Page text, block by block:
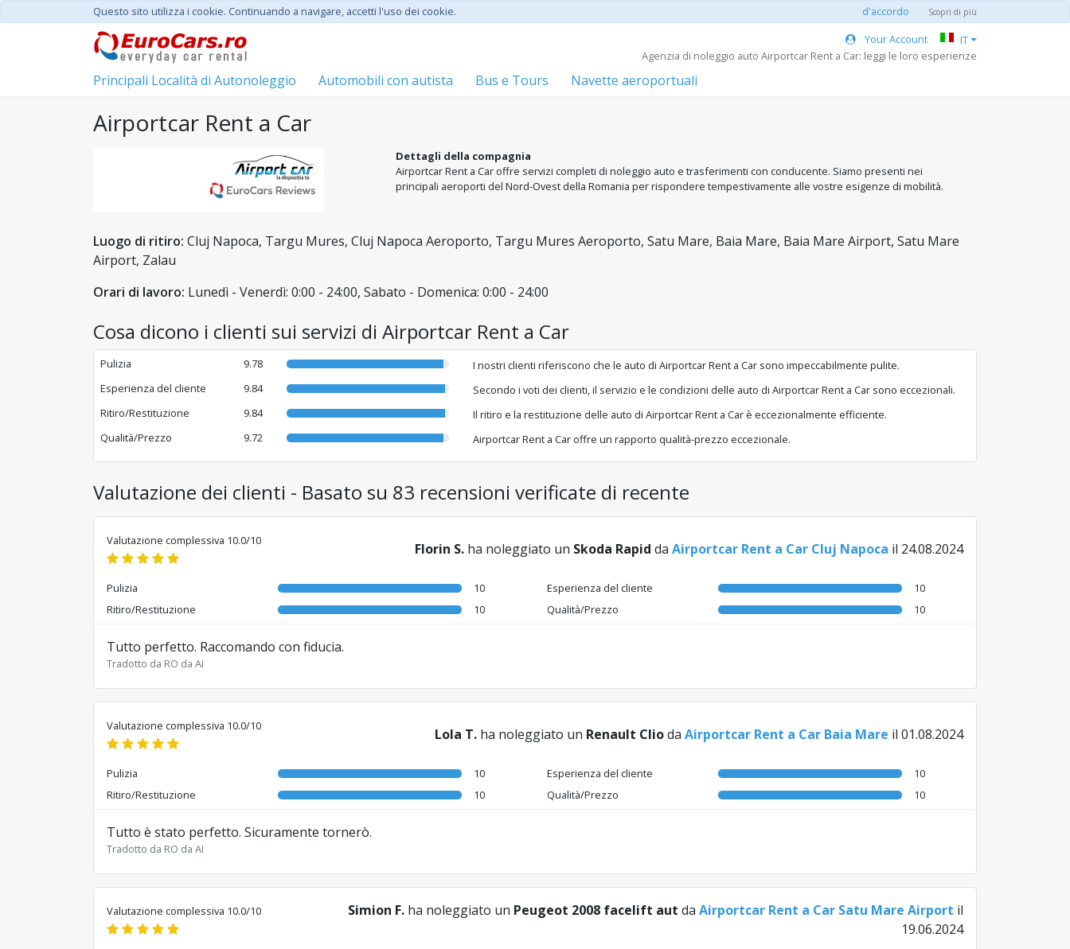
Questo sito utilizza i cookie. Continuando a navigare, accetti l'uso dei cookie. d'accordo Scopri di più
Your Account
IT
Agenzia di noleggio auto Airportcar Rent a Car: leggi le loro esperienze
Principali Località di Autonoleggio Automobili con autista Bus e Tours Navette aeroportuali
Airportcar Rent a Car
Dettagli della compagnia
Airportcar Rent a Car offre servizi completi di noleggio auto e trasferimenti con conducente. Siamo presenti nei
principali aeroporti del Nord-Ovest della Romania per rispondere tempestivamente alle vostre esigenze di mobilità.
Luogo di ritiro: Cluj Napoca, Targu Mures, Cluj Napoca Aeroporto, Targu Mures Aeroporto, Satu Mare, Baia Mare, Baia Mare Airport, Satu Mare
Airport, Zalau
Orari di lavoro: Lunedì - Venerdì: 0:00 - 24:00, Sabato - Domenica: 0:00 - 24:00
Cosa dicono i clienti sui servizi di Airportcar Rent a Car
Pulizia 9.78
I nostri clienti riferiscono che le auto di Airportcar Rent a Car sono impeccabilmente pulite.
Esperienza del cliente
9.84
Secondo i voti dei clienti, il servizio e le condizioni delle auto di Airportcar Rent a Car sono eccezionali.
Ritiro/Restituzione
9.84
Il ritiro e la restituzione delle auto di Airportcar Rent a Car è eccezionalmente efficiente.
Qualità/Prezzo
9.72 Airportcar Rent a Car offre un rapporto qualità-prezzo eccezionale.
Valutazione dei clienti - Basato su 83 recensioni verificate di recente
Valutazione complessiva 10.0/10 Florin S. ha noleggiato un Skoda Rapid da Airportcar Rent a Car Cluj Napoca il 24.08.2024
Pulizia 10 Esperienza del cliente
10
Ritiro/Restituzione
10 Qualità/Prezzo 10
Tutto perfetto. Raccomando con fiducia.
Tradotto da RO da AI
Valutazione complessiva 10.0/10 Lola T. ha noleggiato un Renault Clioda Airportcar Rent a Car Baia Mare il 01.08.2024
Pulizia 10 Esperienza del cliente
10
Ritiro/Restituzione
10 Qualità/Prezzo 10
Tutto è stato perfetto. Sicuramente tornerò.
Tradotto da RO da AI
Valutazione complessiva 10.0/10 Simion F. ha noleggiato un Peugeot 2008 facelift aut da Airportcar Rent a Car Satu Mare Airport il
19.06.2024